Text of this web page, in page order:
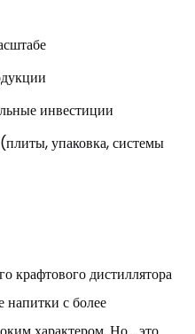
инвестиции
упаковка, системы
крафтового дистиллятора
напитки с более